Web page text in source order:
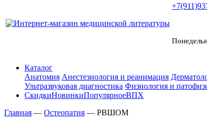
Каталог
Анатомия Анестезиология и реанимация
Ультразвуковая диагностика Физиология и
СкидкиНовинкиПопулярноеВПХ
Главная — Остеопатия — РВШОМ